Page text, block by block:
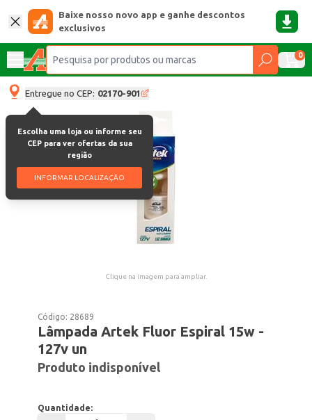
Baixe nosso novo app e ganhe descontos
exclusivos
0
Entregue no CEP: 02170-901
Escolha uma loja ou informe seu
CEP para ver ofertas da sua
região
INFORMAR LOCALIZAÇÃO
Clique na imagem para ampliar.
Código: 28689
Lâmpada Artek Fluor Espiral 15w -
127v un
Produto indisponível
Quantidade: